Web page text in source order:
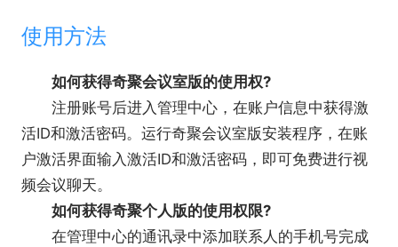
使用方法
如何获得奇聚会议室版的使用权?
注册账号后进入管理中心，在账户信息中获得激
活ID和激活密码。运行奇聚会议室版安装程序，在账
户激活界面输入激活ID和激活密码，即可免费进行视
频会议聊天。
如何获得奇聚个人版的使用权限?
在管理中心的通讯录中添加联系人的手机号完成